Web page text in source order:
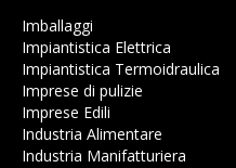
Imballaggi
Impiantistica Elettrica
Impiantistica Termoidraulica
Imprese di pulizie
Imprese Edili
Industria Alimentare
Industria Manifatturiera